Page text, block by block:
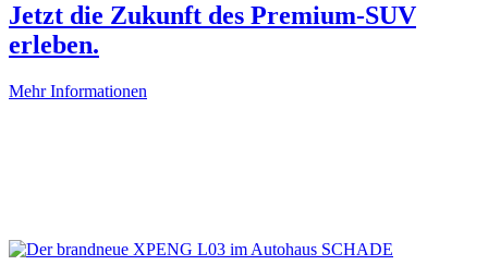
Jetzt die Zukunft des Premium-SUV
erleben.
Mehr Informationen